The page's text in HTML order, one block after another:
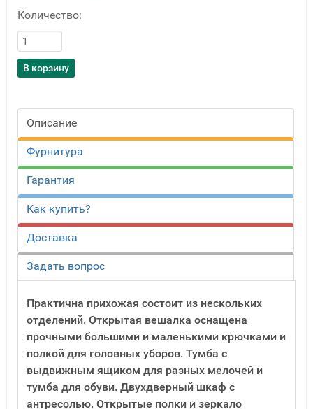
Количество:
Описание
Фурнитура
Гарантия
Как купить?
Доставка
Задать вопрос
Практична прихожая состоит из нескольких
отделений. Открытая вешалка оснащена
прочными большими и маленькими крючками и
полкой для головных уборов. Тумба с
выдвижным ящиком для разных мелочей и
тумба для обуви. Двухдверный шкаф с
антресолью. Открытые полки и зеркало